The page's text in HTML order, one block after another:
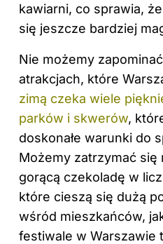
kawiarni, co sprawia,
się jeszcze bardziej
Nie możemy
atrakcjach, które
zimą czeka wiele
parków i skwerów,
doskonałe warunki do
Możemy zatrzymać się
gorącą czekoladę w
które cieszą się dużą
wśród mieszkańców,
festiwale w Warszawie